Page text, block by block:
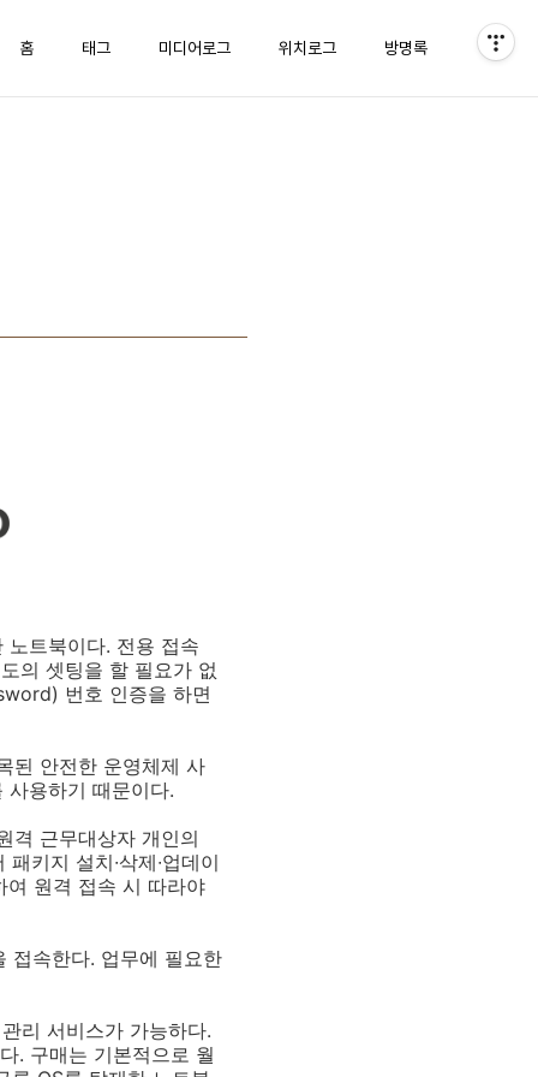
홈 태그 미디어로그 위치로그 방명록
트북이다. 전용 접속
의 셋팅을 할 필요가 없
번호 인증을 하면
된 안전한 운영체제 사
사용하기 때문이다.
격 근무대상자 개인의
키지 설치∙삭제∙업데이
여 원격 접속 시 따라야
접속한다. 업무에 필요한
리 서비스가 가능하다.
. 구매는 기본적으로 월